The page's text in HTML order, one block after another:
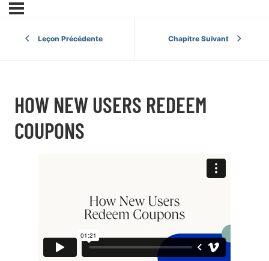
Leçon Précédente Chapitre Suivant
HOW NEW USERS REDEEM
COUPONS